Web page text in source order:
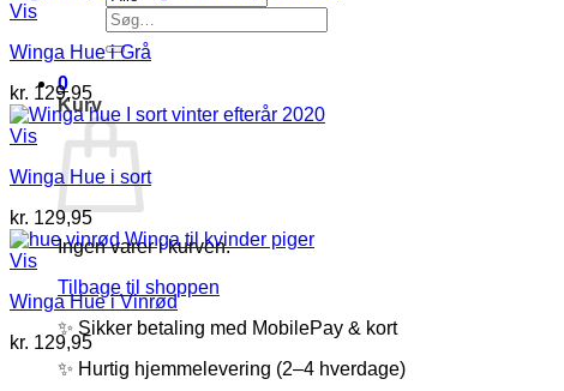
Søg
efter:
0
Kurv
Ingen varer i kurven.
Tilbage til shoppen
✨ Sikker betaling med MobilePay & kort
✨ Hurtig hjemmelevering (2–4 hverdage)
Vis
Winga Hue i Grå
kr. 129,95
Vis
Winga Hue i sort
kr. 129,95
Vis
Winga Hue i Vinrød
kr. 129,95